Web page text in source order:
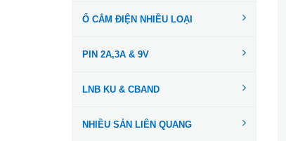
Ổ CẮM ĐIỆN NHIỀU LOẠI
PIN 2A,3A & 9V
LNB KU & CBAND
NHIỀU SẢN LIÊN QUANG